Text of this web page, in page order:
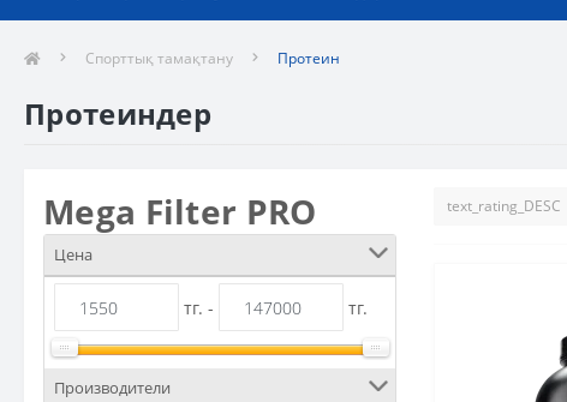
Спорттық тамақтану Протеин
Протеиндер
Mega Filter PRO
Цена
тг. - тг.
Производители